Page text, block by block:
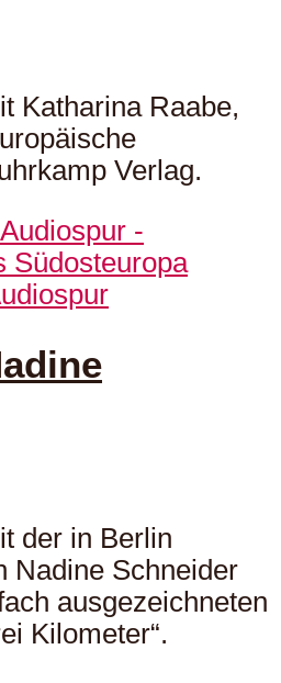
Katharina Raabe,
Verlag.
der in Berlin
Nadine Schneider
ausgezeichneten
Kilometer“.